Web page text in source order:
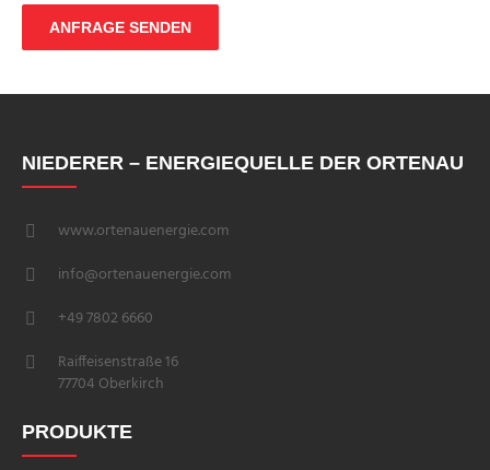
NIEDERER – ENERGIEQUELLE DER ORTENAU
www.ortenauenergie.com
info@ortenauenergie.com
+49 7802 6660
Raiffeisenstraße 16
77704 Oberkirch
PRODUKTE